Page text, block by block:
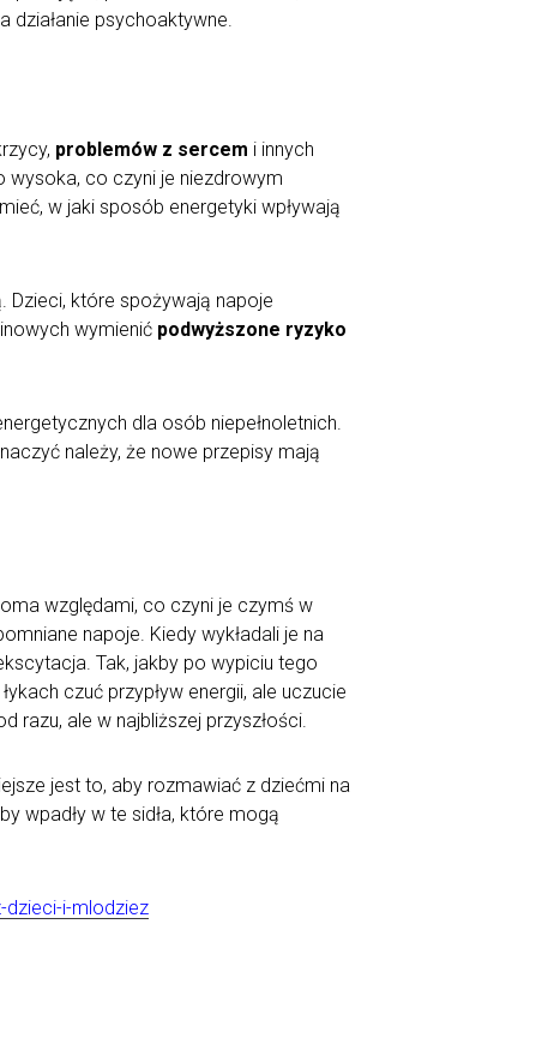
działanie psychoaktywne.
problemów z sercem i innych
wysoka, co czyni je niezdrowym
w jaki sposób energetyki wpływają
Dzieci, które spożywają napoje
wymienić podwyższone ryzyko
dla osób niepełnoletnich.
należy, że nowe przepisy mają
względami, co czyni je czymś w
napoje. Kiedy wykładali je na
Tak, jakby po wypiciu tego
czuć przypływ energii, ale uczucie
razu, ale w najbliższej przyszłości.
jest to, aby rozmawiać z dziećmi na
wpadły w te sidła, które mogą
dzieci-i-mlodziez